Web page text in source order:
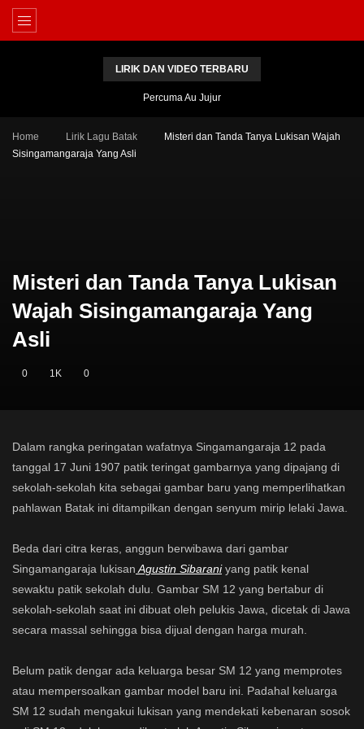
LIRIK DAN VIDEO TERBARU
Percuma Au Jujur
Home Lirik Lagu Batak
Misteri dan Tanda Tanya Lukisan
Wajah Sisingamangaraja Yang Asli
Misteri dan Tanda Tanya
Lukisan Wajah
Sisingamangaraja Yang Asli
0 1K 0
Dalam rangka peringatan wafatnya Singamangaraja 12
pada tanggal 17 Juni 1907 patik teringat gambarnya yang
dipajang di sekolah-sekolah kita sebagai gambar baru yang
memperlihatkan pahlawan Batak ini ditampilkan dengan
Beda dari citra keras, anggun berwibawa dari gambar
Singamangaraja lukisanAgustin Sibaraniyang patik kenal
sewaktu patik sekolah dulu. Gambar SM 12 yang bertabur di
sekolah-sekolah saat ini dibuat oleh pelukis Jawa, dicetak di
murah.
Belum patik dengar ada keluarga besar SM 12 yang